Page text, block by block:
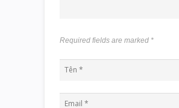
Required fields are marked *